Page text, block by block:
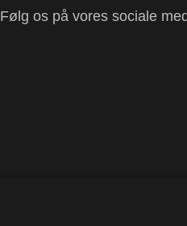
Følg os på vores sociale